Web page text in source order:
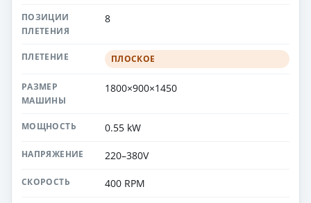
8
ПЛОСКОЕ
1800×900×1450
0.55 kW
220–380V
400 RPM